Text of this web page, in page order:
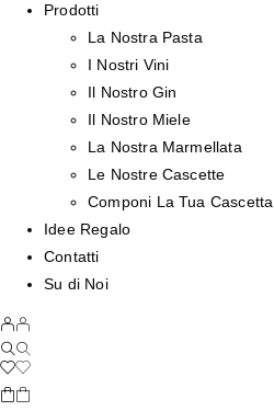
Prodotti
La Nostra Pasta
I Nostri Vini
Il Nostro Gin
Il Nostro Miele
La Nostra Marmellata
Le Nostre Cascette
Componi La Tua Cascetta
Idee Regalo
Contatti
Su di Noi